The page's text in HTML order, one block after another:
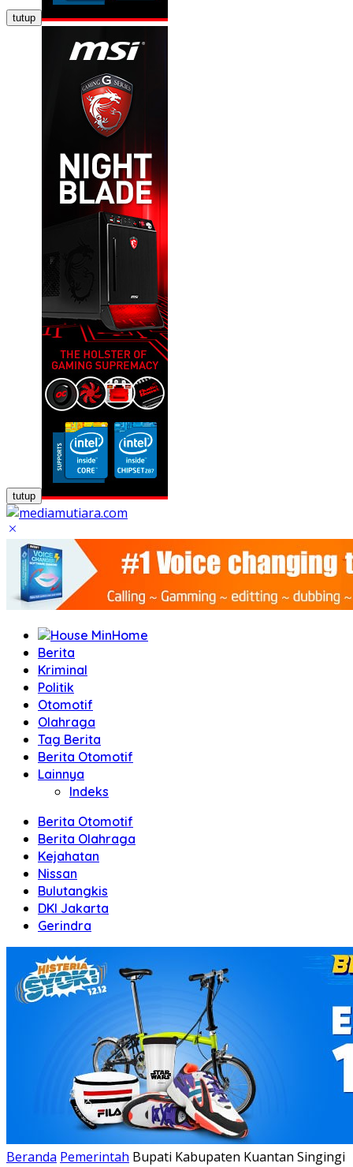
tutup
tutup
Home
Berita
Kriminal
Politik
Otomotif
Olahraga
Tag Berita
Berita Otomotif
Lainnya
Indeks
Berita Otomotif
Berita Olahraga
Kejahatan
Nissan
Bulutangkis
DKI Jakarta
Gerindra
Beranda Pemerintah Bupati Kabupaten Kuantan Singingi